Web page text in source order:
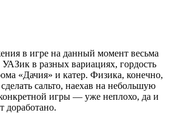
в игре на данный момент весьма
в разных вариациях, гордость
«Дачия» и катер. Физика, конечно,
сальто, наехав на небольшую
игры — уже неплохо, да и
доработано.